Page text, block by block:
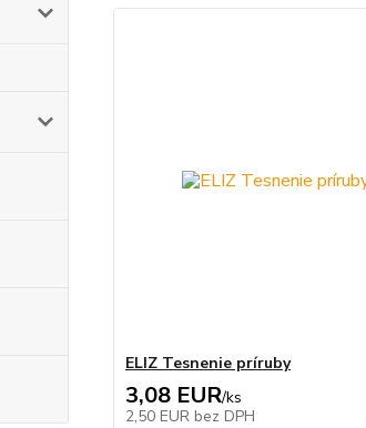
ELIZ Tesnenie príruby
3,08 EUR/ks
2,50 EUR bez DPH